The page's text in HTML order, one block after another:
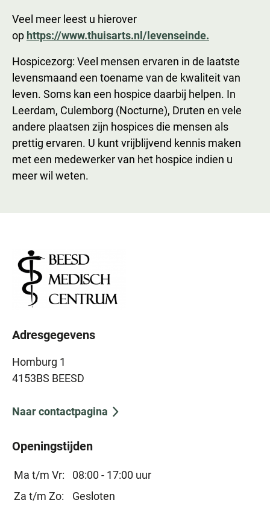
Veel meer leest u hierover
op https://www.thuisarts.nl/levenseinde.
Hospicezorg: Veel mensen ervaren in de laatste
levensmaand een toename van de kwaliteit van
leven. Soms kan een hospice daarbij helpen. In
Leerdam, Culemborg (Nocturne), Druten en vele
andere plaatsen zijn hospices die mensen als
prettig ervaren. U kunt vrijblijvend kennis maken
met een medewerker van het hospice indien u
meer wil weten.
Adresgegevens
Homburg 1
4153BS BEESD
Naar contactpagina
Openingstijden
Ma t/m Vr:
08:00 - 17:00 uur
Za t/m Zo:
Gesloten